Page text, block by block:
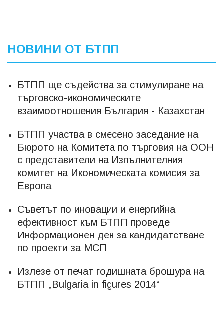
НОВИНИ ОТ БТПП
БТПП ще съдейства за стимулиране на
търговско-икономическите
взаимоотношения България - Казахстан
БТПП участва в смесено заседание на
Бюрото на Комитета по търговия на ООН
с представители на Изпълнителния
комитет на Икономическата комисия за
Европа
Съветът по иновации и енергийна
ефективност към БТПП проведе
Информационен ден за кандидатстване
по проекти за МСП
Излезе от печат годишната брошура на
БТПП „Bulgaria in figures 2014“